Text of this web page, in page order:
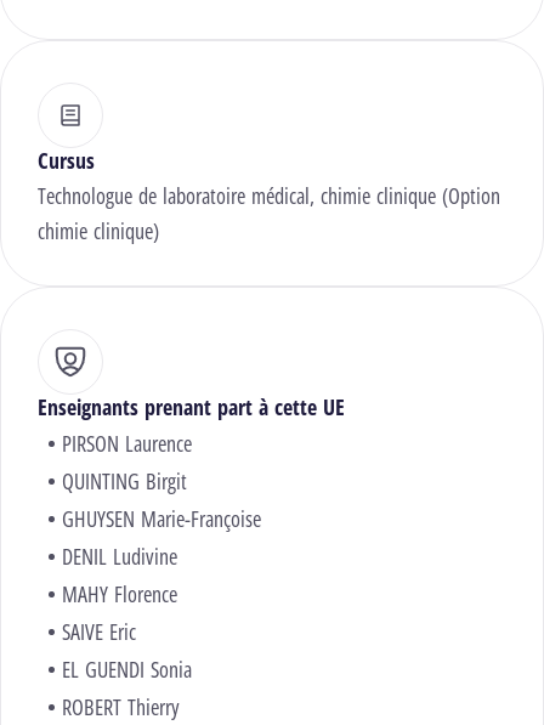
Cursus
Technologue de laboratoire médical, chimie clinique (Option
chimie clinique)
Enseignants prenant part à cette UE
PIRSON Laurence
QUINTING Birgit
GHUYSEN Marie-Françoise
DENIL Ludivine
MAHY Florence
SAIVE Eric
EL GUENDI Sonia
ROBERT Thierry